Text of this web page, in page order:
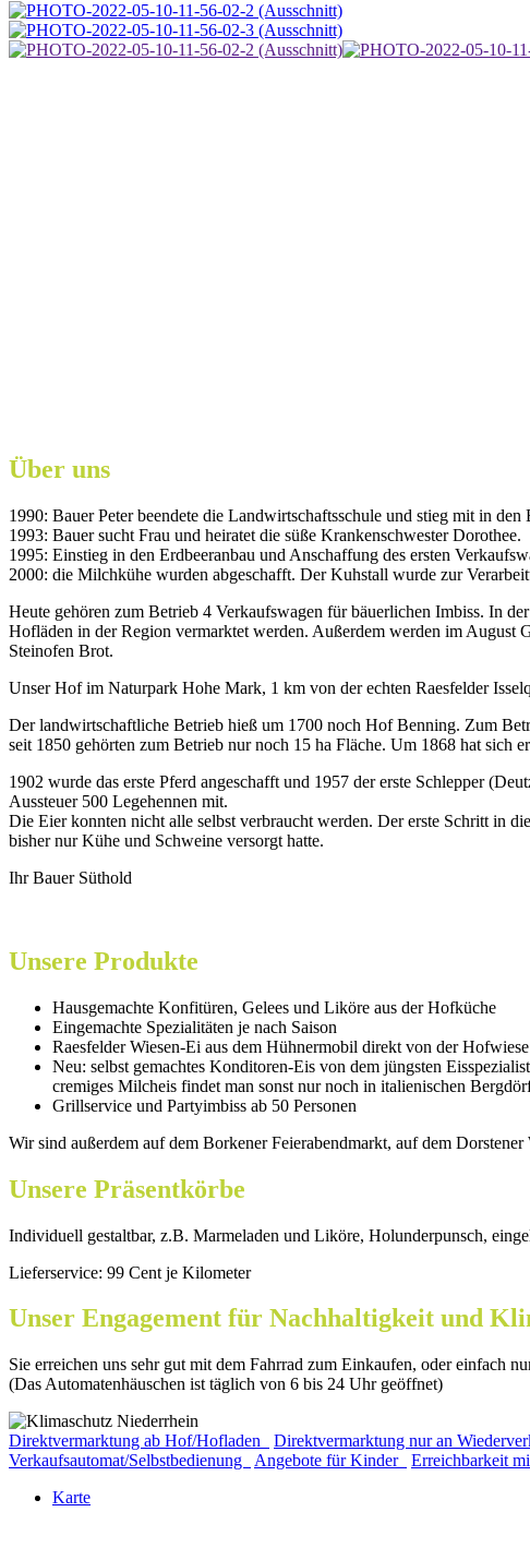
Über uns
1990: Bauer Peter beendete die Landwirtschaftsschule und stieg mit in den
1993: Bauer sucht Frau und heiratet die süße Krankenschwester Dorothee.
1995: Einstieg in den Erdbeeranbau und Anschaffung des ersten
2000: die Milchkühe wurden abgeschafft. Der Kuhstall wurde zur
Heute gehören zum Betrieb 4 Verkaufswagen für bäuerlichen Imbiss. In
Hofläden in der Region vermarktet werden. Außerdem werden im August
Steinofen Brot.
Unser Hof im Naturpark Hohe Mark, 1 km von der echten Raesfelder
Der landwirtschaftliche Betrieb hieß um 1700 noch Hof Benning. Zum
seit 1850 gehörten zum Betrieb nur noch 15 ha Fläche. Um 1868 hat sich
1902 wurde das erste Pferd angeschafft und 1957 der erste Schlepper
Aussteuer 500 Legehennen mit.
Die Eier konnten nicht alle selbst verbraucht werden. Der erste Schritt in
bisher nur Kühe und Schweine versorgt hatte.
Ihr Bauer Süthold
Unsere Produkte
Hausgemachte Konfitüren, Gelees und Liköre aus der Hofküche
Eingemachte Spezialitäten je nach Saison
Raesfelder Wiesen-Ei aus dem Hühnermobil direkt von der
Neu: selbst gemachtes Konditoren-Eis von dem jüngsten
cremiges Milcheis findet man sonst nur noch in italienischen
Grillservice und Partyimbiss ab 50 Personen
Wir sind außerdem auf dem Borkener Feierabendmarkt, auf dem
Unsere Präsentkörbe
Individuell gestaltbar, z.B. Marmeladen und Liköre, Holunderpunsch,
Lieferservice: 99 Cent je Kilometer
Unser Engagement für Nachhaltigkeit und
Sie erreichen uns sehr gut mit dem Fahrrad zum Einkaufen, oder einfach
(Das Automatenhäuschen ist täglich von 6 bis 24 Uhr geöffnet)
Direktvermarktung ab Hof/Hofladen Direktvermarktung nur an
Verkaufsautomat/Selbstbedienung
Angebote für Kinder
Erreichbarkeit
Karte